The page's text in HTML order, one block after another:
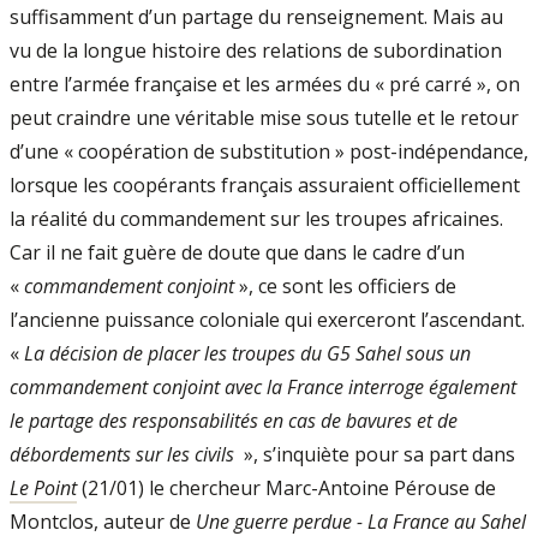
suffisamment d’un partage du renseignement. Mais au
vu de la longue histoire des relations de subordination
entre l’armée française et les armées du « pré carré », on
peut craindre une véritable mise sous tutelle et le retour
d’une « coopération de substitution » post-indépendance,
lorsque les coopérants français assuraient officiellement
la réalité du commandement sur les troupes africaines.
Car il ne fait guère de doute que dans le cadre d’un
«commandement conjoint», ce sont les officiers de
l’ancienne puissance coloniale qui exerceront l’ascendant.
«La décision de placer les troupes du G5 Sahel sous un
commandement conjoint avec la France interroge également
le partage des responsabilités en cas de bavures et de
débordements sur les civils », s’inquiète pour sa part dans
Le Point(21/01) le chercheur Marc-Antoine Pérouse de
Montclos, auteur de Une guerre perdue - La France au Sahel